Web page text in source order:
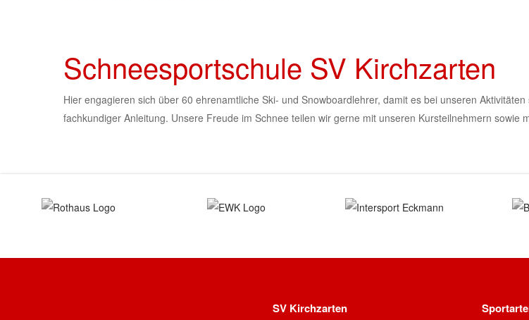
Schneesportschule SV Kirchzarten
Hier engagieren sich über 60 ehrenamtliche Ski- und Snowboardlehrer, damit es bei unseren
fachkundiger Anleitung. Unsere Freude im Schnee teilen wir gerne mit unseren Kursteilnehmern sowie
SV Kirchzarten